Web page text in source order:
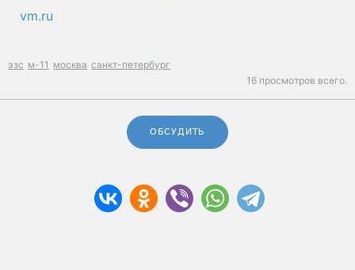
vm.ru
эзс м-11 москва санкт-петербург
16 просмотров всего.
ОБСУДИТЬ